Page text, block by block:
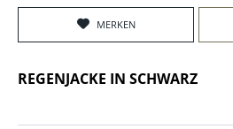
MERKEN
REGENJACKE IN SCHWARZ